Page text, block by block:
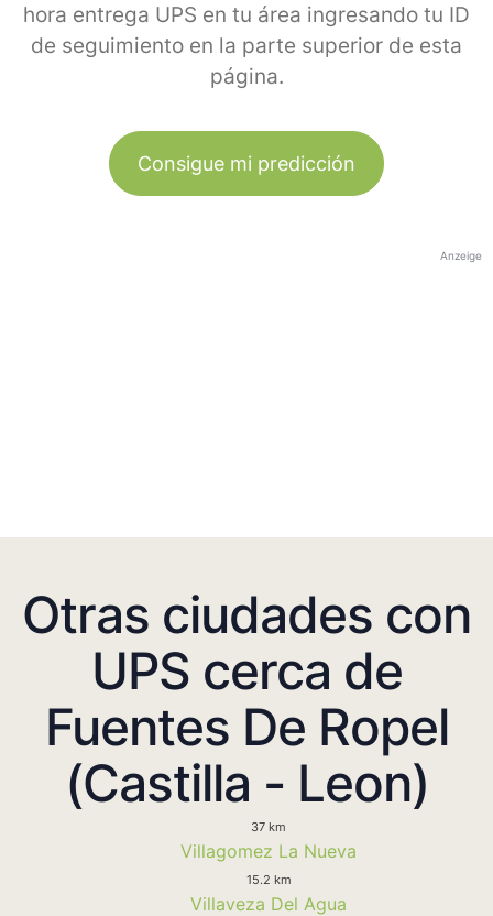
hora entrega UPS en tu área ingresando tu ID
de seguimiento en la parte superior de esta
página.
Consigue mi predicción
Anzeige
Otras ciudades con
UPS cerca de
Fuentes De Ropel
(Castilla - Leon)
37 km
Villagomez La Nueva
15.2 km
Villaveza Del Agua